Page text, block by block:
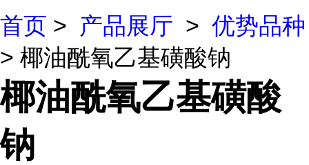
首页 > 产品展厅 > 优势品种
> 椰油酰氧乙基磺酸钠
椰油酰氧乙基磺酸
钠